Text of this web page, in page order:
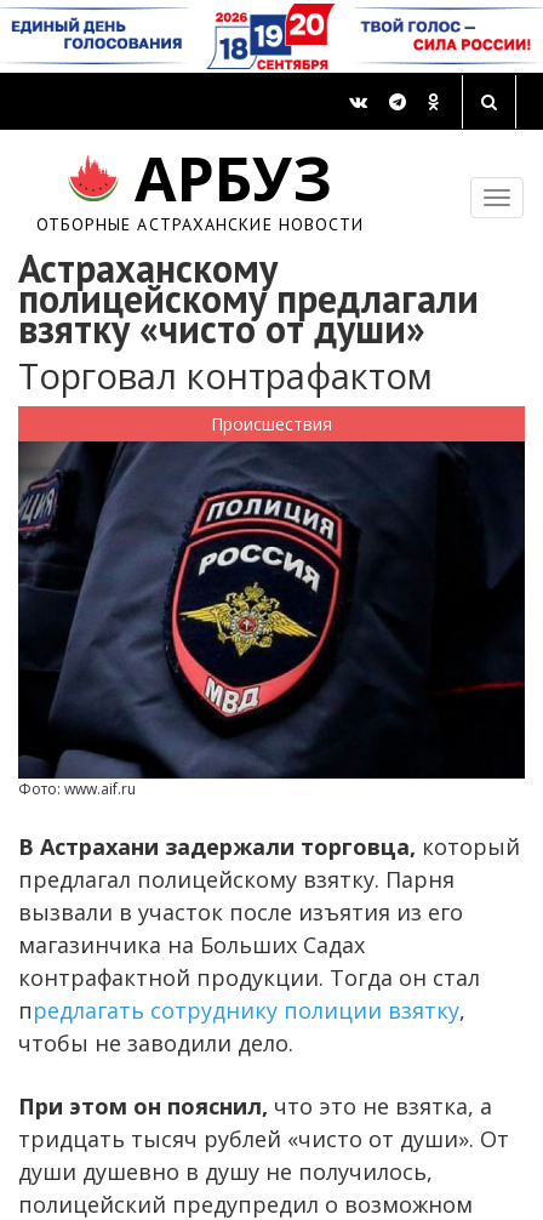
АРБУЗ
ОТБОРНЫЕ АСТРАХАНСКИЕ НОВОСТИ
Астраханскому
полицейскому предлагали
взятку «чисто от души»
Торговал контрафактом
Происшествия
Фото: www.aif.ru
В Астрахани задержали торговца, который
предлагал полицейскому взятку. Парня
вызвали в участок после изъятия из его
магазинчика на Больших Садах
контрафактной продукции. Тогда он стал
предлагать сотруднику полиции взятку,
чтобы не заводили дело.
При этом он пояснил, что это не взятка, а
тридцать тысяч рублей «чисто от души». От
души душевно в душу не получилось,
полицейский предупредил о возможном